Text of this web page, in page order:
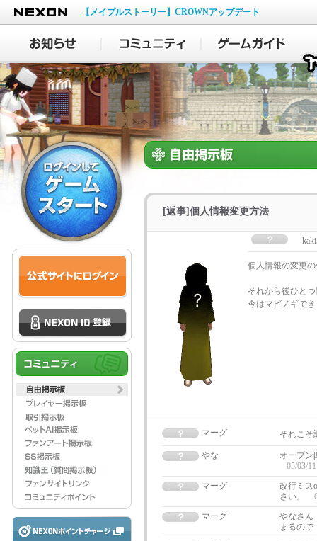
NEXON
【メイプルストーリー】CROWNアップデート
[返事]個人情報変更方法
個人情報の変更
それから後ひと
今はマビノギで
マーグ それこそ
やな
オープン
05/03/
マーグ
改行ミス
さい。
マーグ
やなさん
まるので